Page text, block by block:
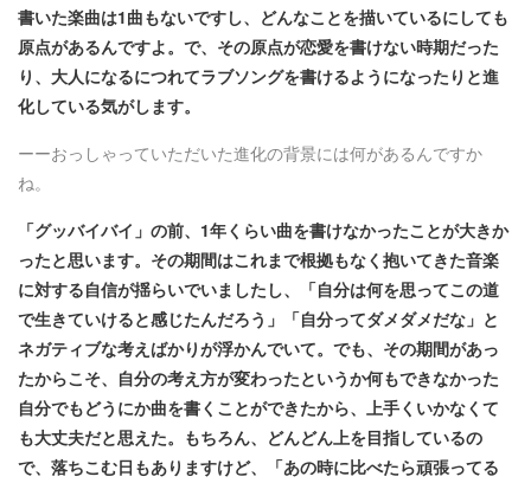
書いた楽曲は1曲もないですし、どんなことを描いているにしても
原点があるんですよ。で、その原点が恋愛を書けない時期だった
り、大人になるにつれてラブソングを書けるようになったりと進
化している気がします。
ーーおっしゃっていただいた進化の背景には何があるんですか
ね。
「グッバイバイ」の前、1年くらい曲を書けなかったことが大きか
ったと思います。その期間はこれまで根拠もなく抱いてきた音楽
に対する自信が揺らいでいましたし、「自分は何を思ってこの道
で生きていけると感じたんだろう」「自分ってダメダメだな」と
ネガティブな考えばかりが浮かんでいて。でも、その期間があっ
たからこそ、自分の考え方が変わったというか何もできなかった
自分でもどうにか曲を書くことができたから、上手くいかなくて
も大丈夫だと思えた。もちろん、どんどん上を目指しているの
で、落ちこむ日もありますけど、「あの時に比べたら頑張ってる